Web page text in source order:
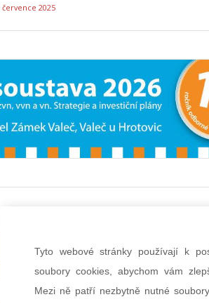
července 2025
časopisu All for
PŘIHLÁSIT
Tyto webové stránky používají k
soubory cookies, abychom vám
Mezi ně patří nezbytně nutné